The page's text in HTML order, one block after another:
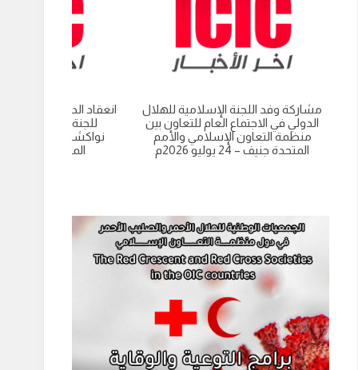
مشاركة وفد اللجنة الإسلامية للهلال
الدولي في الاجتماع العام للتعاون بين
منظمة التعاون الإسلامي والأمم
المتحدة جنيف – 24 يوليو 2026م
انعقاد الدورة العادية
للجنة الاسلامية
نواكشوط-
الموريتانية 9 يوليو 2026م